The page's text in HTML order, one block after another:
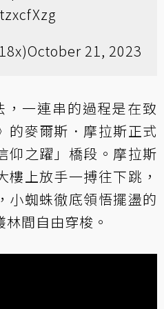
October 21, 2023
一連串的過程是在致
的麥爾斯．摩拉斯正式
仰之躍」橋段。摩拉斯
上放手一搏往下跳，
小蜘蛛徹底領悟擺盪的
間自由穿梭。